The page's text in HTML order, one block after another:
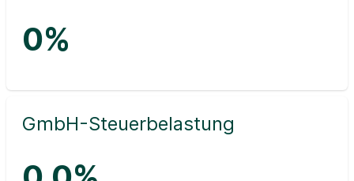
0%
GmbH-Steuerbelastung